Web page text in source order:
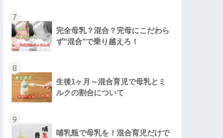
7
完全母乳？混合？完母にこだわら
ず"混合"で乗り越えろ！
8
生後1ヶ月～混合育児で母乳とミ
ルクの割合について
9
哺乳瓶で母乳を！混合育児だけで